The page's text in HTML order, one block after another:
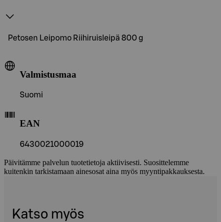
Petosen Leipomo Riihiruisleipä 800 g
Valmistusmaa
Suomi
EAN
6430021000019
Päivitämme palvelun tuotetietoja aktiivisesti. Suosittelemme
kuitenkin tarkistamaan ainesosat aina myös myyntipakkauksesta.
Katso myös